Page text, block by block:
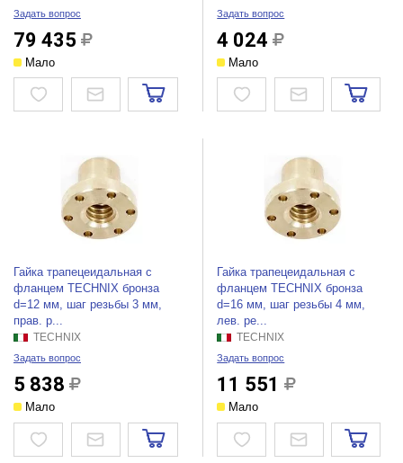
Задать вопрос
79 435
Мало
Задать вопрос
4 024
Мало
Гайка трапецеидальная c
фланцем TECHNIX бронза
d=12 мм, шаг резьбы 3 мм,
прав. р...
TECHNIX
Задать вопрос
5 838
Мало
Гайка трапецеидальная c
фланцем TECHNIX бронза
d=16 мм, шаг резьбы 4 мм,
лев. ре...
TECHNIX
Задать вопрос
11 551
Мало